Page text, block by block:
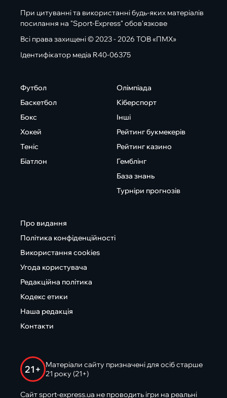
При цитуванні та використанні будь-яких матеріалів
посилання на "Sport-Express" обов'язкове
Всі права захищені © 2023 - 2026 ТОВ «ПМХ»
Ідентифікатор медіа R40-06375
Футбол
Баскетбол
Бокс
Хокей
Теніс
Біатлон
Олімпіада
Кіберспорт
Інші
Рейтинг букмекерів
Рейтинг казино
Гемблінг
База знань
Турніри прогнозів
Про видання
Політика конфіденційності
Використання cookies
Угода користувача
Редакційна політика
Кодекс етики
Наша редакція
Контакти
21+
Матеріали сайту призначені для осіб старше
21 року (21+)
Сайт sport-express.ua не проводить ігри на реальні